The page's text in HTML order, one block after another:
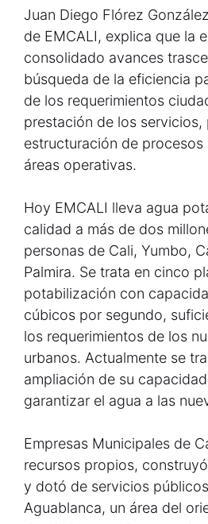
Juan Diego Flórez
de EMCALI, explica que la
consolidado avances
búsqueda de la eficiencia
de los requerimientos
prestación de los servicios,
estructuración de procesos
áreas operativas.
Hoy EMCALI lleva agua
calidad a más de dos
personas de Cali, Yumbo,
Palmira. Se trata en cinco
potabilización con
cúbicos por segundo,
los requerimientos de los
urbanos. Actualmente se
ampliación de su
garantizar el agua a las
Empresas Municipales de
recursos propios,
y dotó de servicios
Aguablanca, un área del